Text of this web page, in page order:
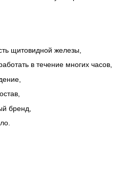
щитовидной железы,
в течение многих часов,
бренд,